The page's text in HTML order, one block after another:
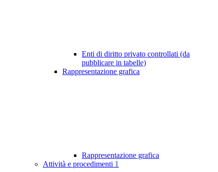
Enti di diritto privato controllati (da
pubblicare in tabelle)
Rappresentazione grafica
Rappresentazione grafica
Attività e procedimenti 1